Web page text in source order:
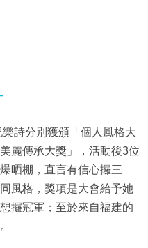
詩分別獲頒「個人風格大
麗傳承大獎」，活動後3位
晒棚，直言有信心攞三
風格，獎項是大會給予她
攞冠軍；至於來自福建的